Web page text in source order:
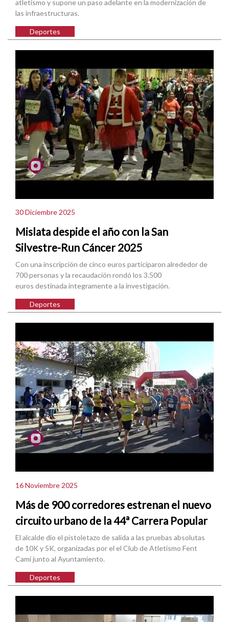
atletismo y supone un paso adelante en la modernización de
las infraestructuras.
Deportes
30 Diciembre 2025
Mislata despide el año con la San
Silvestre-Run Cáncer 2025
Con una inscripción de cinco euros participaron alrededor de
700 personas y la recaudación rondó los 3.500
euros destinada íntegramente a la investigación.
Deportes
16 Noviembre 2025
Más de 900 corredores estrenan el nuevo
circuito urbano de la 44ª Carrera Popular
El alcalde dio el pistoletazo de salida a las pruebas absolutas
de 10K y 5K, organizadas por el el Club de Atletismo Fent
Camí junto al Ayuntamiento.
Deportes